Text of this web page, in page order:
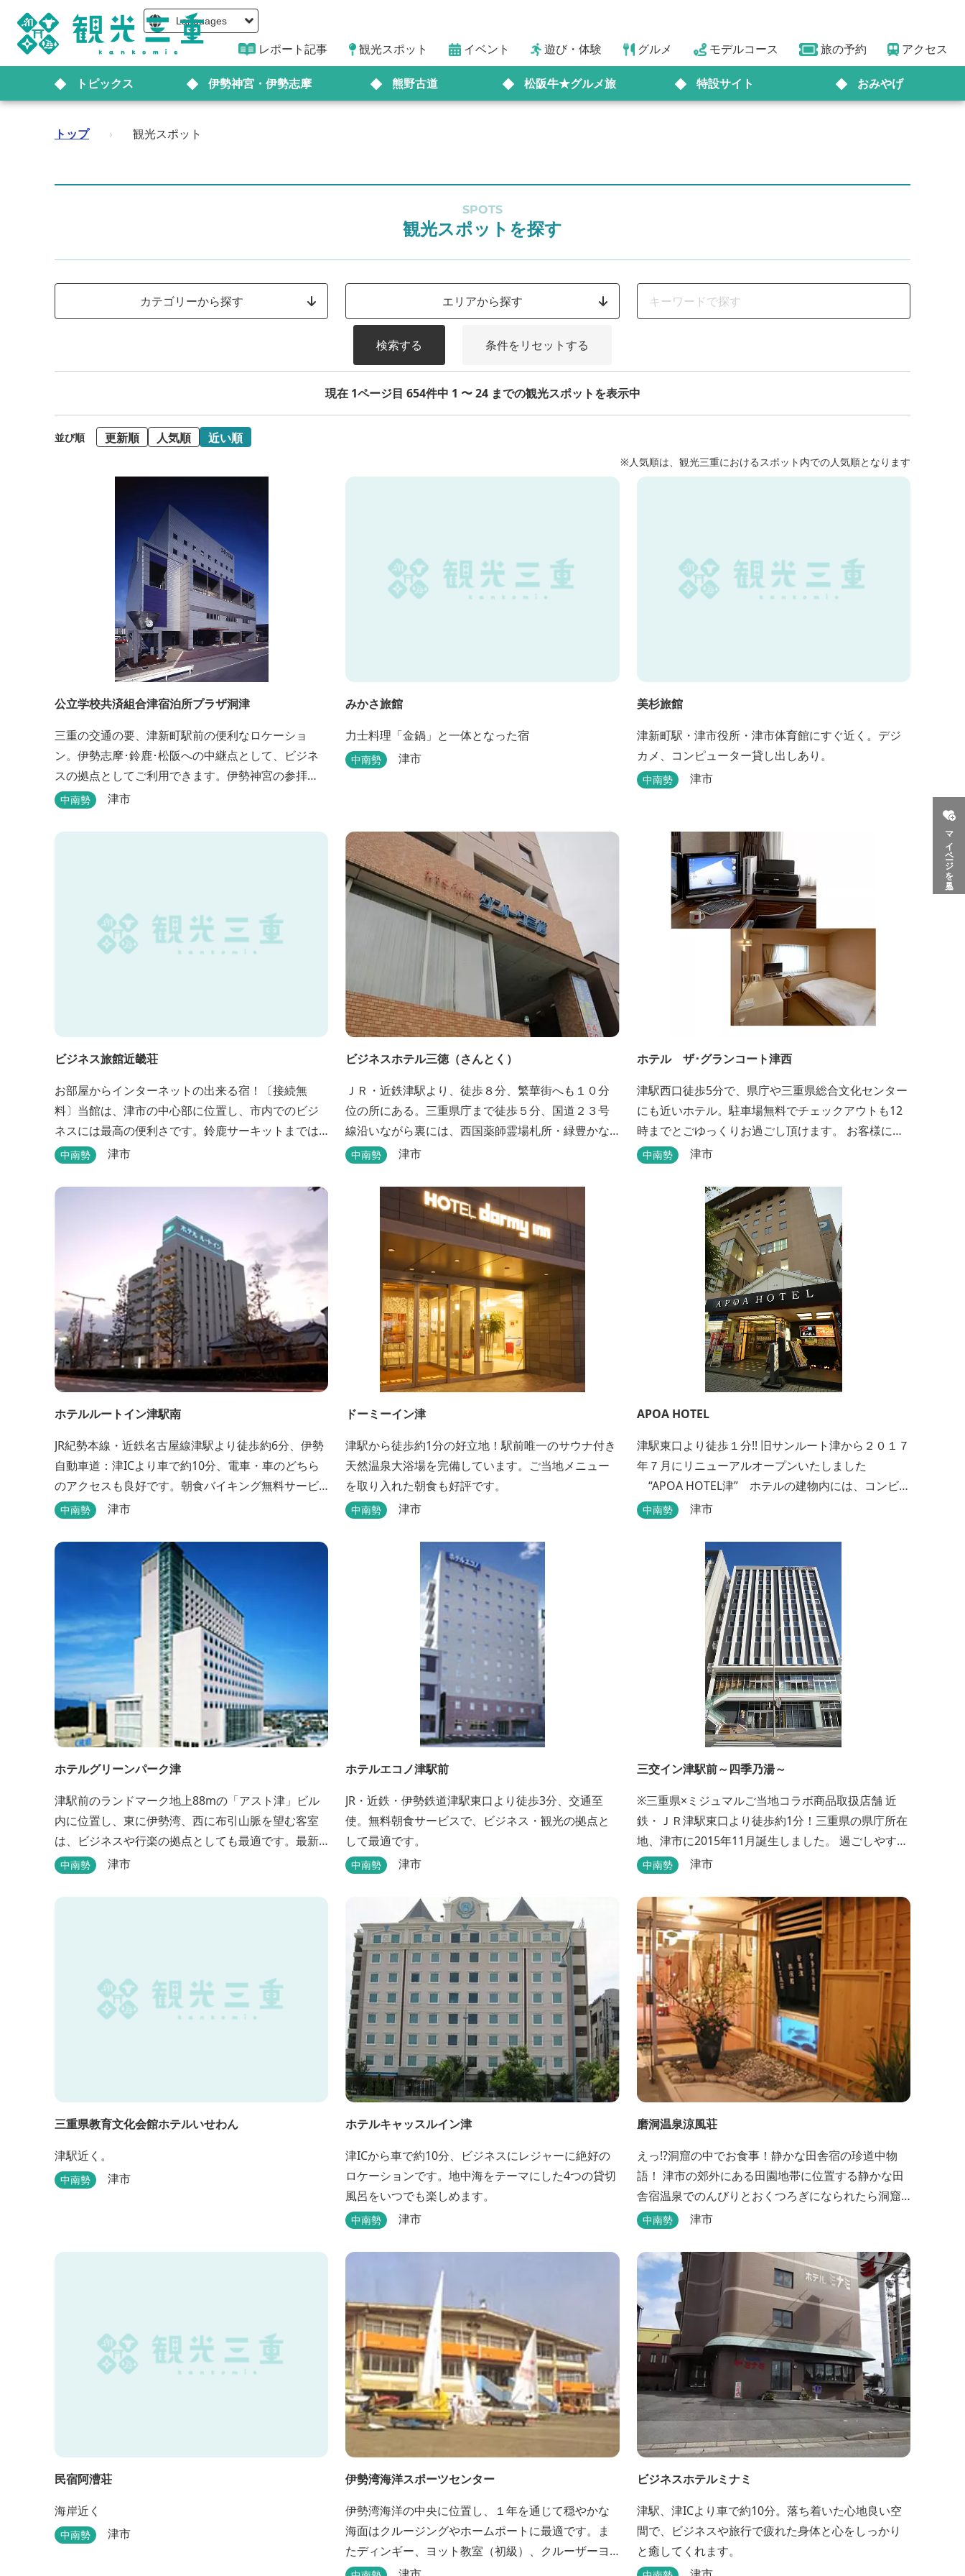
Languages
レポート記事 観光スポット イベント 遊び・体験 グルメ モデルコース 旅の予約 アクセス
トピックス 伊勢神宮・伊勢志摩 熊野古道 松阪牛★グルメ旅 特設サイト おみやげ
マイページを見る
トップ › 観光スポット
SPOTS
観光スポットを探す
カテゴリーから探す エリアから探す
検索する 条件をリセットする
現在 1ページ目 654件中 1 〜 24 までの観光スポットを表示中
並び順 更新順 人気順 近い順
※人気順は、観光三重におけるスポット内での人気順となります
公立学校共済組合津宿泊所プラザ洞津
三重の交通の要、津新町駅前の便利なロケーショ
ン。伊勢志摩･鈴鹿･松阪への中継点として、ビジネ
スの拠点としてご利用できます。伊勢神宮の参拝
や、海水浴、潮干狩りなどのレジャー・観光にも最
中南勢 津市
みかさ旅館
力士料理「金鍋」と一体となった宿
中南勢 津市
美杉旅館
津新町駅・津市役所・津市体育館にすぐ近く。デジ
カメ、コンピューター貸し出しあり。
中南勢 津市
ビジネス旅館近畿荘
お部屋からインターネットの出来る宿！〔接続無
料〕当館は、津市の中心部に位置し、市内でのビジ
ネスには最高の便利さです。鈴鹿サーキットまでは
お車で30分とレジャーの宿泊にも低料金でご利用い
中南勢 津市
ビジネスホテル三徳（さんとく）
ＪＲ・近鉄津駅より、徒歩８分、繁華街へも１０分
位の所にある。三重県庁まで徒歩５分、国道２３号
線沿いながら裏には、西国薬師霊場札所・緑豊かな
曹洞常の中本山。津市で一番古いお寺と言われる塔
中南勢 津市
ホテル ザ･グランコート津西
津駅西口徒歩5分で、県庁や三重県総合文化センター
にも近いホテル。駐車場無料でチェックアウトも12
時までとごゆっくりお過ごし頂けます。 お客様によ
り快適にお過ごし頂けるよう専用設備・アメニティ
ン・プリンター設置のお部屋など多種多様な部屋タ
イプ・サービスをご用意。本質の時間、至上の空間
をお届けいたします。 また１Fにはカフェ＆レストラ
中南勢 津市
ホテルルートイン津駅南
JR紀勢本線・近鉄名古屋線津駅より徒歩約6分、伊勢
自動車道：津ICより車で約10分、電車・車のどちら
のアクセスも良好です。朝食バイキング無料サービ
ス、大浴場完備、平面駐車場40台・立体駐車場34
ける快適なホテルライフをご提供します。
中南勢 津市
ドーミーイン津
津駅から徒歩約1分の好立地！駅前唯一のサウナ付き
天然温泉大浴場を完備しています。ご当地メニュー
を取り入れた朝食も好評です。
中南勢 津市
APOA HOTEL
津駅東口より徒歩１分!! 旧サンルート津から２０１７
年７月にリニューアルオープンいたしました
“APOA HOTEL津” ホテルの建物内には、コンビニ
はもちろん、朝までカラオケ、エステ、お食事もい
下…創作料理“舞の華” 居酒屋“風の蔵人” 居酒屋“居
酒屋ならここが安いぜっ” １階…コンビニエンススト
ア“ローソン” 和食“いせもん本店”...
中南勢 津市
ホテルグリーンパーク津
津駅前のランドマーク地上88mの「アスト津」ビル
内に位置し、東に伊勢湾、西に布引山脈を望む客室
は、ビジネスや行楽の拠点としても最適です。最新
の設備を誇るゆとりのホテルです。
中南勢 津市
ホテルエコノ津駅前
JR・近鉄・伊勢鉄道津駅東口より徒歩3分、交通至
使。無料朝食サービスで、ビジネス・観光の拠点と
して最適です。
中南勢 津市
三交イン津駅前～四季乃湯～
※三重県×ミジュマルご当地コラボ商品取扱店舗 近
鉄・ＪＲ津駅東口より徒歩約1分！三重県の県庁所在
地、津市に2015年11月誕生しました。 過ごしやすさ
を重視したシンプルで快適な客室となっており、ベ
にやさしいアメニティグッズを取り揃えており、連
泊の方用にコインランドリーもあります。 ご宿泊者
専用の人工温泉大浴場「四季乃湯」では、がんばっ
た...
中南勢 津市
三重県教育文化会館ホテルいせわん
津駅近く。
中南勢 津市
ホテルキャッスルイン津
津ICから車で約10分、ビジネスにレジャーに絶好の
ロケーションです。地中海をテーマにした4つの貸切
風呂をいつでも楽しめます。
中南勢 津市
磨洞温泉涼風荘
えっ!?洞窟の中でお食事！静かな田舎宿の珍道中物
語！ 津市の郊外にある田園地帯に位置する静かな田
舎宿温泉でのんびりとおくつろぎになられたら洞窟
を利用したお座敷で、伊勢湾の海の幸や松阪肉を山
後の天然空調、お客様を不思議な空間にご案内！ ご
宴会には、大広間で和食会席、日帰り入浴＆お食事
ＯＫ。 温泉は、津に来て津の湯をお楽しみいただけ
ます。「白...
中南勢 津市
民宿阿漕荘
海岸近く
中南勢 津市
伊勢湾海洋スポーツセンター
伊勢湾海洋の中央に位置し、１年を通じて穏やかな
海面はクルージングやホームポートに最適です。ま
たディンギー、ヨット教室（初級）、クルーザーヨ
ット教室、それに四級ボート免許教室などが開催さ
ビジネスホテルミナミ
津駅、津ICより車で約10分。落ち着いた心地良い空
間で、ビジネスや旅行で疲れた身体と心をしっかり
と癒してくれます。